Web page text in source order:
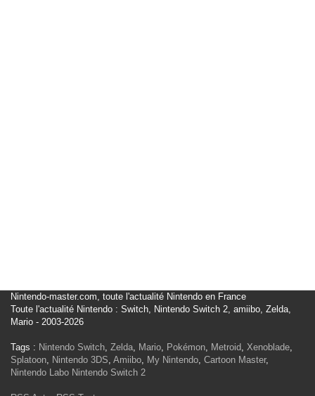
Nintendo-master.com, toute l'actualité Nintendo en France
Toute l'actualité Nintendo : Switch, Nintendo Switch 2, amiibo, Zelda,
Mario - 2003-2026
Tags : Nintendo Switch, Zelda, Mario, Pokémon, Metroid, Xenoblade,
Splatoon, Nintendo 3DS, Amiibo, My Nintendo, Cartoon Master,
Nintendo Labo Nintendo Switch 2